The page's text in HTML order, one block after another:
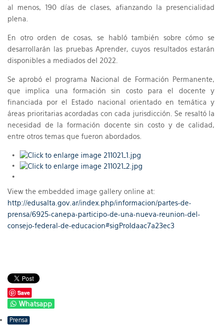
al menos, 190 días de clases, afianzando la presencialidad
plena.
En otro orden de cosas, se habló también sobre cómo se
desarrollarán las pruebas Aprender, cuyos resultados estarán
disponibles a mediados del 2022.
Se aprobó el programa Nacional de Formación Permanente,
que implica una formación sin costo para el docente y
financiada por el Estado nacional orientado en temática y
áreas prioritarias acordadas con cada jurisdicción. Se resaltó la
necesidad de la formación docente sin costo y de calidad,
entre otros temas que fueron abordados.
View the embedded image gallery online at:
http://edusalta.gov.ar/index.php/informacion/partes-de-
prensa/6925-canepa-participo-de-una-nueva-reunion-del-
consejo-federal-de-educacion#sigProIdaac7a23ec3
Save
Whatsapp
Prensa